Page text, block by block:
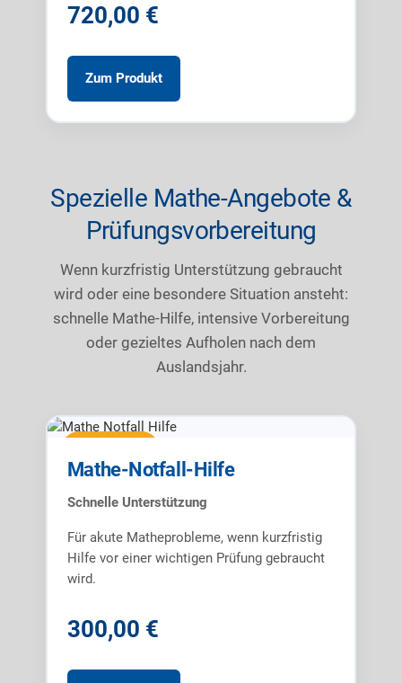
720,00 €
Zum Produkt
Spezielle Mathe-Angebote &
Prüfungsvorbereitung
Wenn kurzfristig Unterstützung gebraucht
wird oder eine besondere Situation ansteht:
schnelle Mathe-Hilfe, intensive Vorbereitung
oder gezieltes Aufholen nach dem
Auslandsjahr.
Mathe-Notfall-Hilfe
Schnelle Unterstützung
Für akute Matheprobleme, wenn kurzfristig
Hilfe vor einer wichtigen Prüfung gebraucht
wird.
300,00 €